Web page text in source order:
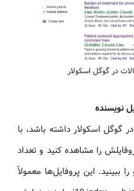
در گوگل اسکولار
گوگل اسکولار داشته باشد، با
را مشاهده کنید و تعداد
ببینید. این پروفایل‌ها معمولاً